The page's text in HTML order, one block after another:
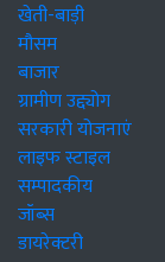
खेती-बाड़ी
मौसम
बाजार
ग्रामीण उद्द्योग
सरकारी योजनाएं
लाइफ स्टाइल
सम्पादकीय
जॉब्स
डायरेक्टरी